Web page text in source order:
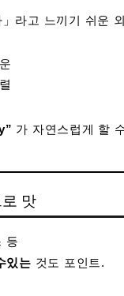
」라고 느끼기 쉬운
가 자연스럽게 할
맛
등
있는 것도 포인트.